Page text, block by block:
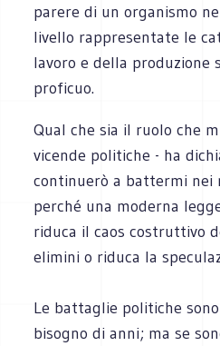
parere di un organismo
livello rappresentate le
lavoro e della produzione
proficuo.
Qual che sia il ruolo che
vicende politiche - ha
continuerò a battermi nei
perché una moderna
riduca il caos costruttivo
elimini o riduca la
Le battaglie politiche
bisogno di anni; ma se